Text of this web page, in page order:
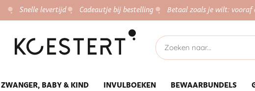
Snelle levertijd Cadeautje bij bestelling Betaal zoals je wilt: vooraf
ZWANGER, BABY & KIND INVULBOEKEN BEWAARBUNDELS